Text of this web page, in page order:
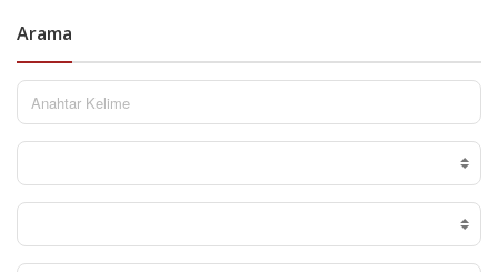
Arama